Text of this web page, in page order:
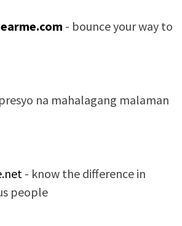
- bounce your way to
na mahalagang malaman
- know the difference in
people